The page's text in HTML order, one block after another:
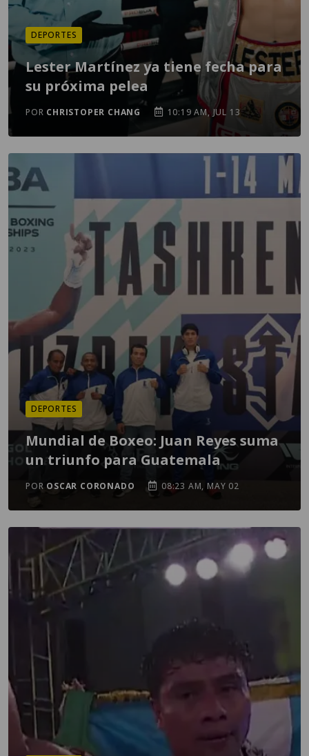
DEPORTES
Lester Martínez ya tiene fecha para
su próxima pelea
POR CHRISTOPER CHANG 10:19 AM, JUL 13
DEPORTES
Mundial de Boxeo: Juan Reyes suma
un triunfo para Guatemala
POR OSCAR CORONADO 08:23 AM, MAY 02